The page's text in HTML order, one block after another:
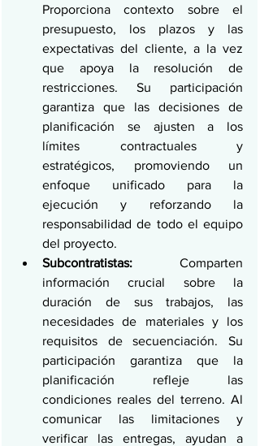
Proporciona contexto sobre el
presupuesto, los plazos y las
expectativas del cliente, a la vez
que apoya la resolución de
restricciones. Su participación
garantiza que las decisiones de
planificación se ajusten a los
límites contractuales y
estratégicos, promoviendo un
enfoque unificado para la
ejecución y reforzando la
responsabilidad de todo el equipo
del proyecto.
Subcontratistas: Comparten
información crucial sobre la
duración de sus trabajos, las
necesidades de materiales y los
requisitos de secuenciación. Su
participación garantiza que la
planificación refleje las
condiciones reales del terreno. Al
comunicar las limitaciones y
verificar las entregas, ayudan a